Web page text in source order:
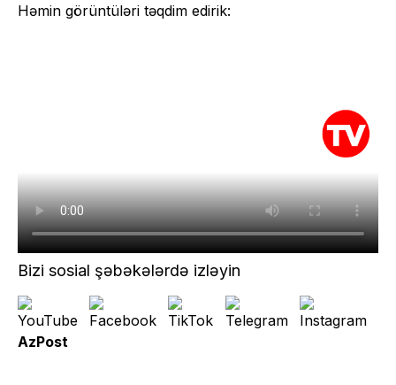
Həmin görüntüləri təqdim edirik:
Bizi sosial şəbəkələrdə izləyin
AzPost